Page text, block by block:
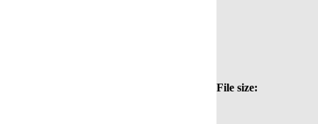
File size: